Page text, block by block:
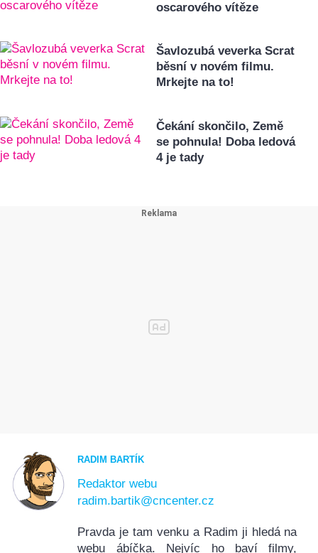
oscarového vítěze
Šavlozubá veverka Scrat
běsní v novém filmu.
Mrkejte na to!
Čekání skončilo, Země
se pohnula! Doba ledová
4 je tady
RADIM BARTÍK
Redaktor webu
radim.bartik@cncenter.cz
Pravda je tam venku a Radim ji hledá na
webu ábíčka. Nejvíc ho baví filmy,